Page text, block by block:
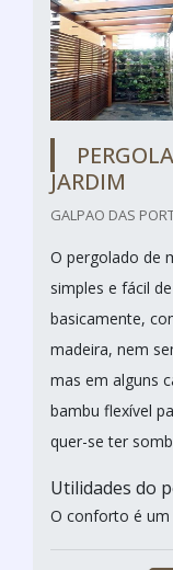
JARDIM
GALPAO DAS
O pergolado de
simples e fácil
basicamente,
madeira, nem
mas em alguns
bambu flexível
quer-se ter
Utilidades do
O conforto é um